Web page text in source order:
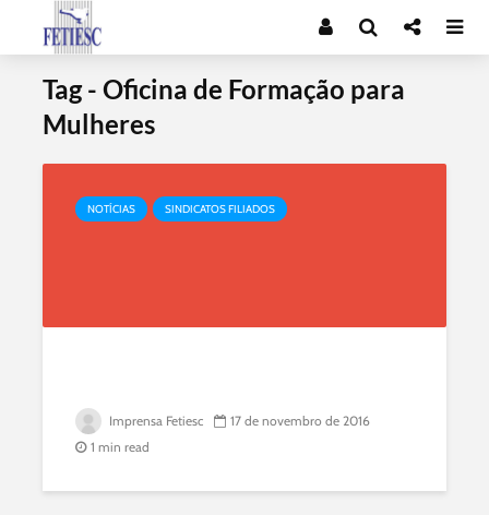
Tag - Oficina de Formação para
Mulheres
NOTÍCIAS SINDICATOS FILIADOS
Imprensa Fetiesc
17 de novembro de 2016
1 min read